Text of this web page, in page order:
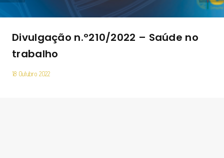
Divulgação n.º210/2022 – Saúde no
trabalho
18 Outubro 2022